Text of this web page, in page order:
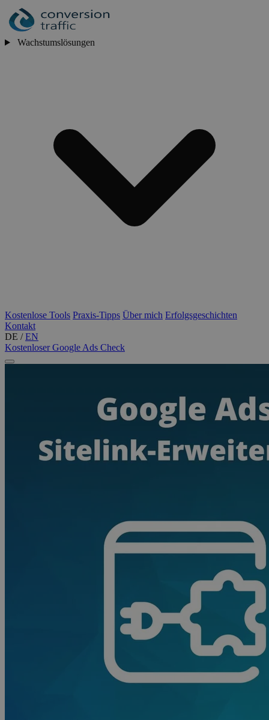
Wachstumslösungen
Kostenlose Tools Praxis-Tipps Über mich Erfolgsgeschichten
Kontakt
DE / EN
Kostenloser Google Ads Check